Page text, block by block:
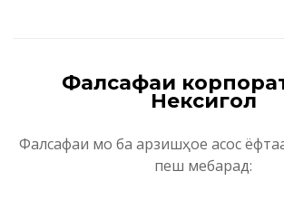
Фалсафаи
Нексигол
Фалсафаи мо ба арзишҳое асос
пеш мебарад: